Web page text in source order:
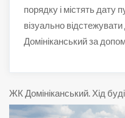
порядку і містять дату
візуально
Домініканський за
ЖК Домініканський. Хід